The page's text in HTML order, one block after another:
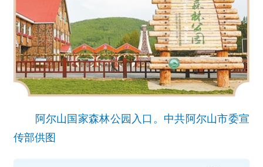
阿尔山国家森林公园入口。中共阿尔山市委宣
传部供图